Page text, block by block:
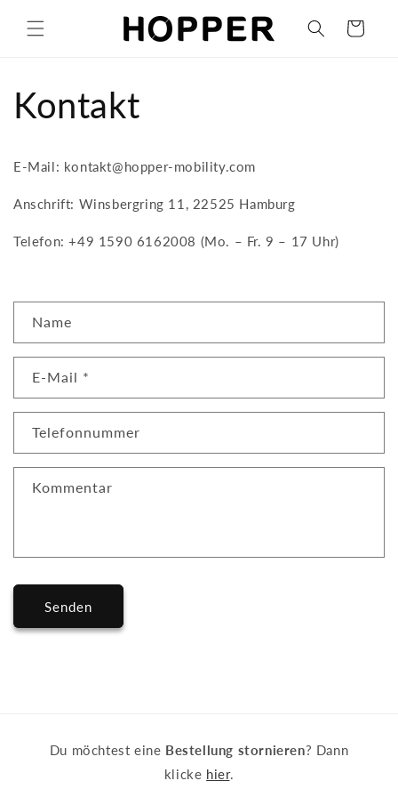
zum
Inhalt
Warenkorb
Kontakt
E-Mail: kontakt@hopper-mobility.com
Anschrift: Winsbergring 11, 22525 Hamburg
Telefon:+49 1590 6162008 (Mo. – Fr. 9 – 17 Uhr)
n
a
t
f
l
r
Name
E-Mail *
Telefonnummer
Kommentar
Senden
Du möchtest eine Bestellung stornieren? Dann
klicke hier.